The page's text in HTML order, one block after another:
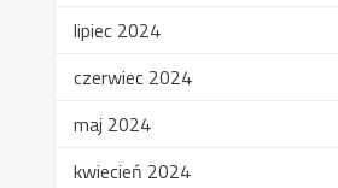
lipiec 2024
czerwiec 2024
maj 2024
kwiecień 2024